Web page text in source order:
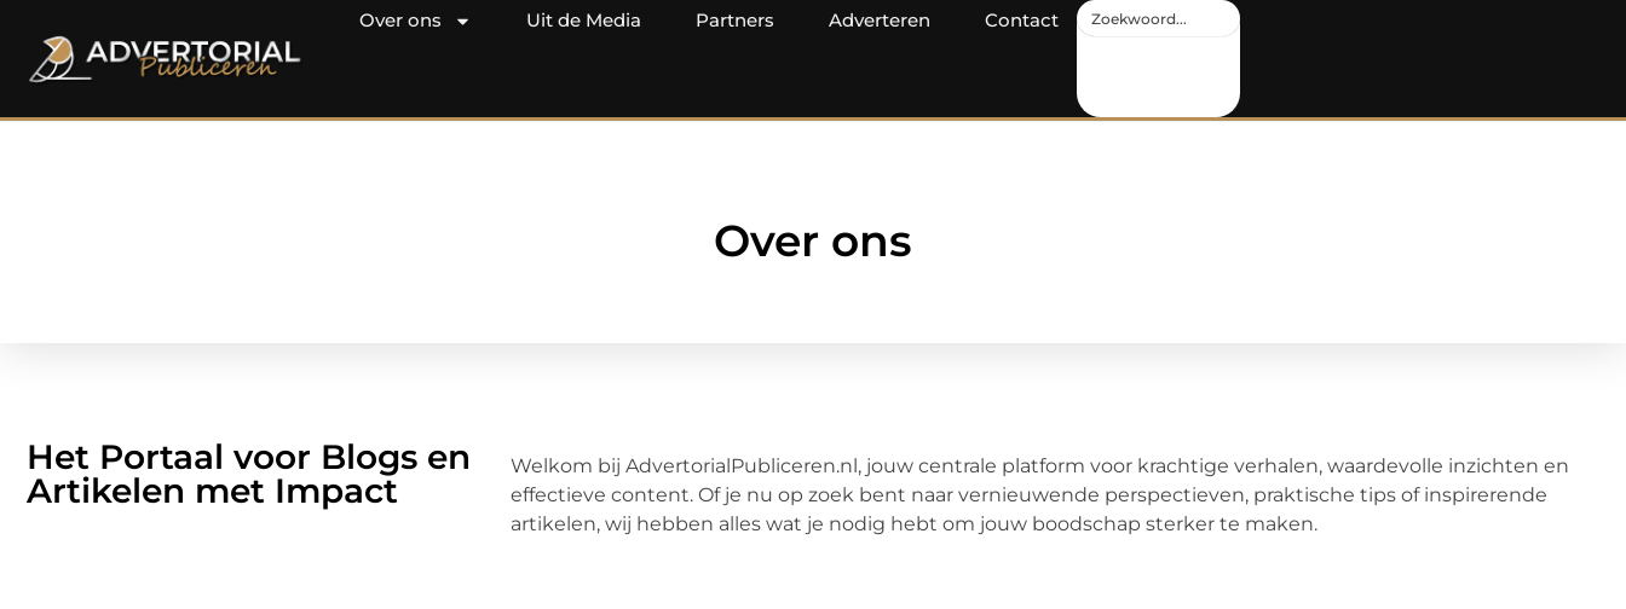
Over ons Uit de Media Partners Adverteren Contact
Over ons
Het Portaal voor Blogs en
Artikelen met Impact
Welkom bij AdvertorialPubliceren.nl, jouw centrale platform voor krachtige verhalen, waardevolle inzichten en
effectieve content. Of je nu op zoek bent naar vernieuwende perspectieven, praktische tips of inspirerende
artikelen, wij hebben alles wat je nodig hebt om jouw boodschap sterker te maken.